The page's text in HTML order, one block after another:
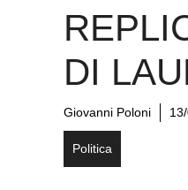
DI
Giovanni Poloni
Politica